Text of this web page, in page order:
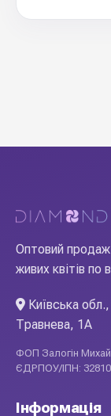
Оптовий продаж
живих квітів по
Київська
Травнева, 1А
ФОП Залогін
ЄДРПОУ/ІПН:
Інформація